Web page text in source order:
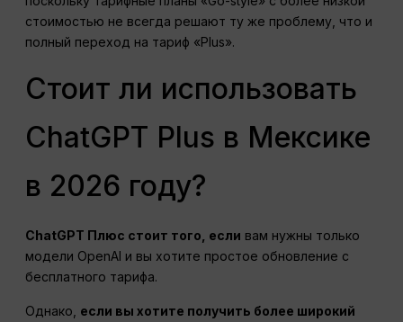
стоимостью не всегда решают ту же проблему, что и
полный переход на тариф «Plus».
Стоит ли использовать
ChatGPT Plus в Мексике
в 2026 году?
ChatGPT Плюс стоит того, если вам нужны только
модели OpenAI и вы хотите простое обновление с
бесплатного тарифа.
Однако, если вы хотите получить более широкий